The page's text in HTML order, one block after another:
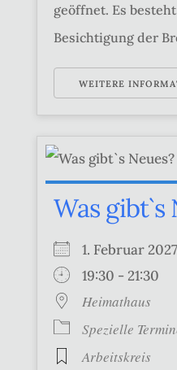
geöffnet. Es
Besichtigung der
WEITERE
Was gibt`s
1. Februar
19:30 - 21:30
Heimathaus
Spezielle
Arbeitskreis